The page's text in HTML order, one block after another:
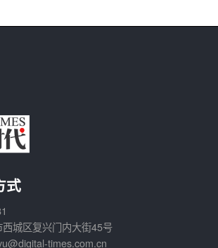
式
城区复兴门内大街45号
times.com.cn